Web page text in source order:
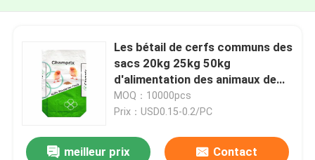
Les bétail de cerfs communs des
sacs 20kg 25kg 50kg
d'alimentation des animaux de
Bopp stratifié le sac tissé par pp
de plastique
MOQ：10000pcs
Prix：USD0.15-0.2/PC
meilleur prix Contact